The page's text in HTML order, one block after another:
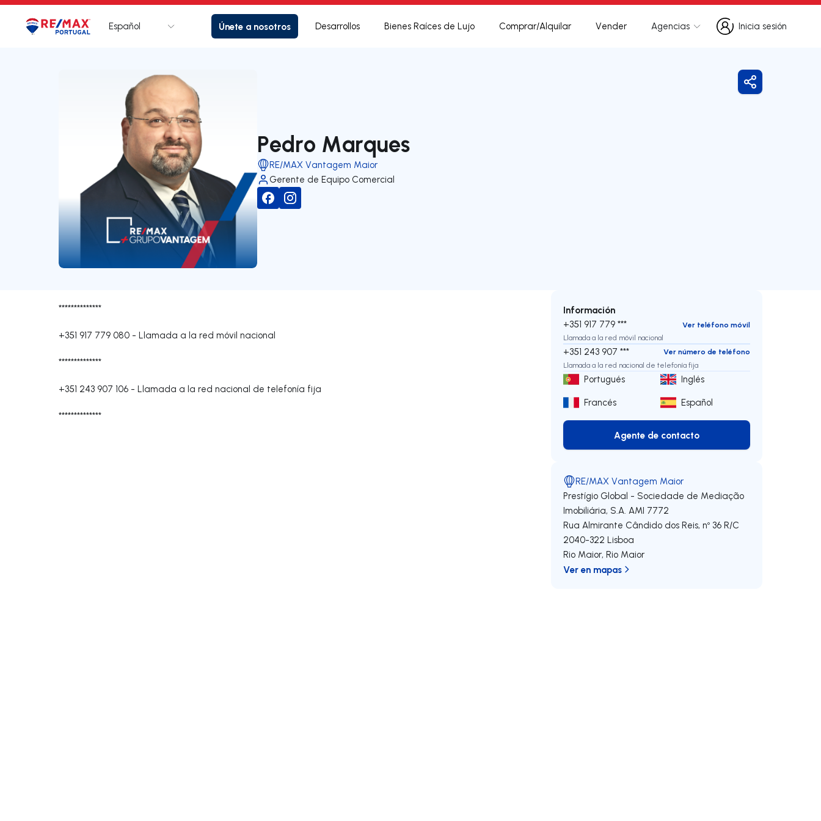
LogotipoIr a la página de inicio
Español Únete a nosotros Desarrollos Bienes Raíces de Lujo Comprar/Alquilar Vender Agencias
Inicia sesión
Inicia sesión
Pedro Marques
RE/MAX Vantagem Maior
Gerente de Equipo Comercial
Compartir
**************
+351 917 779 080 - Llamada a la red móvil nacional
**************
+351 243 907 106 - Llamada a la red nacional de telefonía fija
**************
Información
+351 917 779 ***
Ver teléfono móvil
Llamada a la red móvil nacional
+351 243 907 ***
Ver número de teléfono
Llamada a la red nacional de telefonía fija
Portugués
Inglés
Francés
Español
Agente de contacto
Agente de contacto
RE/MAX Vantagem Maior
Prestígio Global - Sociedade de Mediação
Imobiliária, S.A. AMI 7772
Rua Almirante Cândido dos Reis, nº 36 R/C
2040-322 Lisboa
Rio Maior,Rio Maior
Ver en mapas